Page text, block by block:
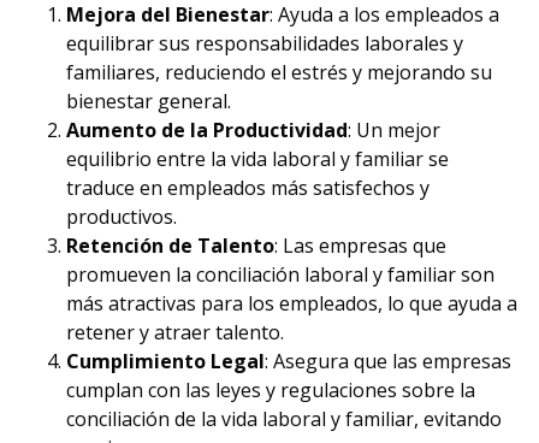
Mejora del Bienestar: Ayuda a los empleados a
equilibrar sus responsabilidades laborales y
familiares, reduciendo el estrés y mejorando su
bienestar general.
Aumento de la Productividad: Un mejor
equilibrio entre la vida laboral y familiar se
traduce en empleados más satisfechos y
productivos.
Retención de Talento: Las empresas que
promueven la conciliación laboral y familiar son
más atractivas para los empleados, lo que ayuda a
retener y atraer talento.
Cumplimiento Legal: Asegura que las empresas
cumplan con las leyes y regulaciones sobre la
conciliación de la vida laboral y familiar, evitando